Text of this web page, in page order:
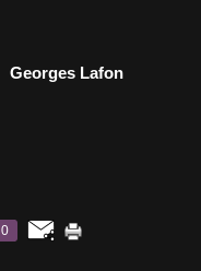
Georges Lafon
0